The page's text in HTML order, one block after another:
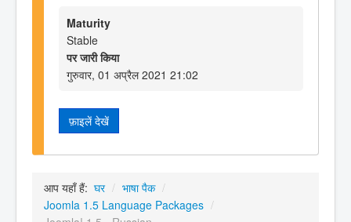
Maturity
Stable
पर जारी किया
गुरुवार, 01 अप्रैल 2021 21:02
फ़ाइलें देखें
आप यहाँ हैं: घर / भाषा पैक /
Joomla 1.5 Language Packages /